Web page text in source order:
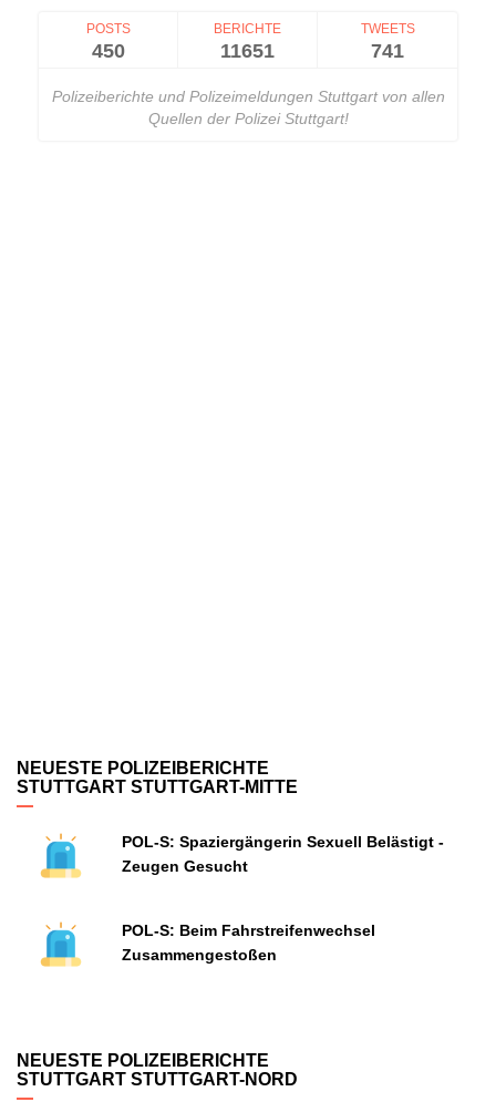
POSTS
450
BERICHTE
11651
TWEETS
741
Polizeiberichte und Polizeimeldungen Stuttgart von allen
Quellen der Polizei Stuttgart!
NEUESTE POLIZEIBERICHTE
STUTTGART STUTTGART-MITTE
POL-S: Spaziergängerin Sexuell Belästigt -
Zeugen Gesucht
POL-S: Beim Fahrstreifenwechsel
Zusammengestoßen
NEUESTE POLIZEIBERICHTE
STUTTGART STUTTGART-NORD